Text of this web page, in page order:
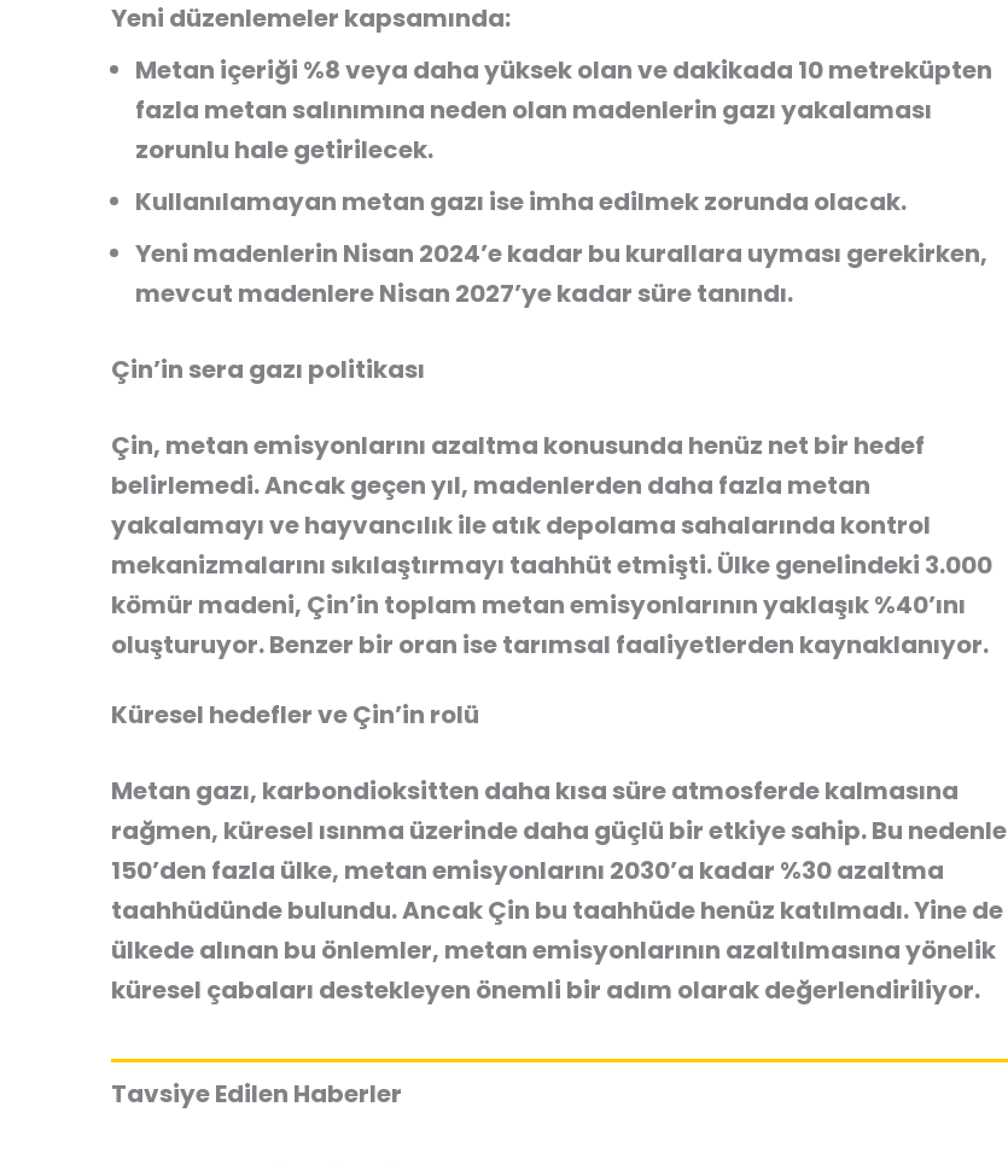
Yeni düzenlemeler kapsamında:
Metan içeriği %8 veya daha yüksek olan ve dakikada 10 metreküpten
fazla metan salınımına neden olan madenlerin gazı yakalaması
zorunlu hale getirilecek.
Kullanılamayan metan gazı ise imha edilmek zorunda olacak.
Yeni madenlerin Nisan 2024’e kadar bu kurallara uyması gerekirken,
mevcut madenlere Nisan 2027’ye kadar süre tanındı.
Çin’in sera gazı politikası
Çin, metan emisyonlarını azaltma konusunda henüz net bir hedef
belirlemedi. Ancak geçen yıl, madenlerden daha fazla metan
yakalamayı ve hayvancılık ile atık depolama sahalarında kontrol
mekanizmalarını sıkılaştırmayı taahhüt etmişti. Ülke genelindeki 3.000
kömür madeni, Çin’in toplam metan emisyonlarının yaklaşık %40’ını
oluşturuyor. Benzer bir oran ise tarımsal faaliyetlerden kaynaklanıyor.
Küresel hedefler ve Çin’in rolü
Metan gazı, karbondioksitten daha kısa süre atmosferde kalmasına
rağmen, küresel ısınma üzerinde daha güçlü bir etkiye sahip. Bu nedenle
150’den fazla ülke, metan emisyonlarını 2030’a kadar %30 azaltma
taahhüdünde bulundu. Ancak Çin bu taahhüde henüz katılmadı. Yine de
ülkede alınan bu önlemler, metan emisyonlarının azaltılmasına yönelik
küresel çabaları destekleyen önemli bir adım olarak değerlendiriliyor.
Tavsiye Edilen Haberler